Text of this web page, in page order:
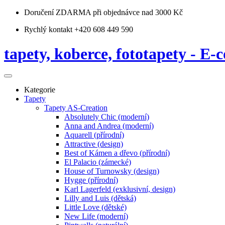
Doručení ZDARMA při objednávce nad 3000 Kč
Rychlý kontakt +420 608 449 590
tapety, koberce, fototapety - E-
Kategorie
Tapety
Tapety AS-Creation
Absolutely Chic (moderní)
Anna and Andrea (moderní)
Aquarell (přírodní)
Attractive (design)
Best of Kámen a dřevo (přírodní)
El Palacio (zámecké)
House of Turnowsky (design)
Hygge (přírodní)
Karl Lagerfeld (exklusivní, design)
Lilly and Luis (dětská)
Little Love (dětské)
New Life (moderní)